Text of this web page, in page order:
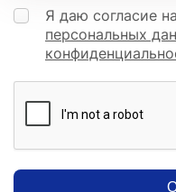
Я даю согласие
персональных